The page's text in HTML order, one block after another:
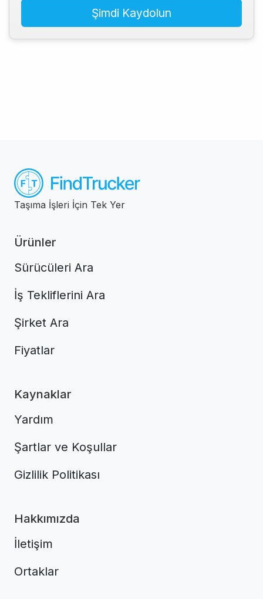
Şimdi Kaydolun
Taşıma İşleri İçin Tek Yer
Ürünler
Sürücüleri Ara
İş Tekliflerini Ara
Şirket Ara
Fiyatlar
Kaynaklar
Yardım
Şartlar ve Koşullar
Gizlilik Politikası
Hakkımızda
İletişim
Ortaklar